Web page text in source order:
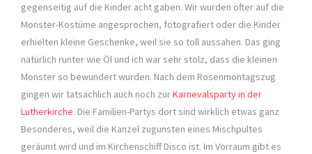
gegenseitig auf die Kinder acht gaben. Wir wurden öfter auf die
Monster-Kostüme angesprochen, fotografiert oder die Kinder
erhielten kleine Geschenke, weil sie so toll aussahen. Das ging
natürlich runter wie Öl und ich war sehr stolz, dass die kleinen
Monster so bewundert wurden. Nach dem Rosenmontagszug
gingen wir tatsächlich auch noch zurKarnevalsparty in der
Lutherkirche. Die Familien-Partys dort sind wirklich etwas ganz
Besonderes, weil die Kanzel zugunsten eines Mischpultes
geräumt wird und im Kirchenschiff Disco ist. Im Vorraum gibt es